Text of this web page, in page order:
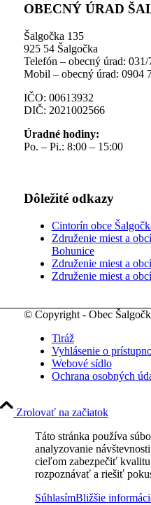
OBECNÝ ÚRAD
Šalgočka 135
925 54 Šalgočka
Telefón – obecný úrad: 031/
Mobil – obecný úrad: 0904
IČO: 00613932
DIČ: 2021002566
Úradné hodiny:
Po. – Pi.: 8:00 – 15:00
Dôležité odkazy
Cintorín obce
Združenie miest a
Bohunice
Združenie miest a
Združenie miest a
© Copyright - Obec
Tiráž
Vyhlásenie o
Webové sídlo
Ochrana osobných
Zrolovať na začiatok
Táto stránka používa
analyzovanie
cieľom zabezpečiť
rozpoznávať a riešiť
SúhlasímBližšie